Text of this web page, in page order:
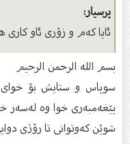
پرسیار:
ئایا كەم و زۆری ئاو كاری
بسم الله الرحمن الرحیم
سوپاس و ستایش بۆ خواى
پێغەمبەرى خوا وە لەسەر
شوێن كەوتوانى تا رۆژى دوایى.